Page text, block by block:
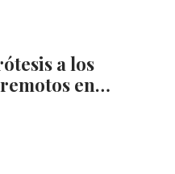
a los
en…